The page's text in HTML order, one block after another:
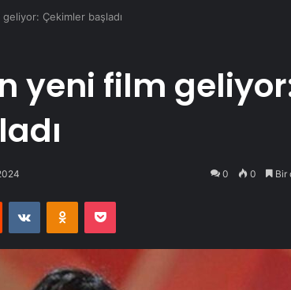
geliyor: Çekimler başladı
yeni film
0 0 Bir
Reddit VKontakteOdnoklassniki
Pocket